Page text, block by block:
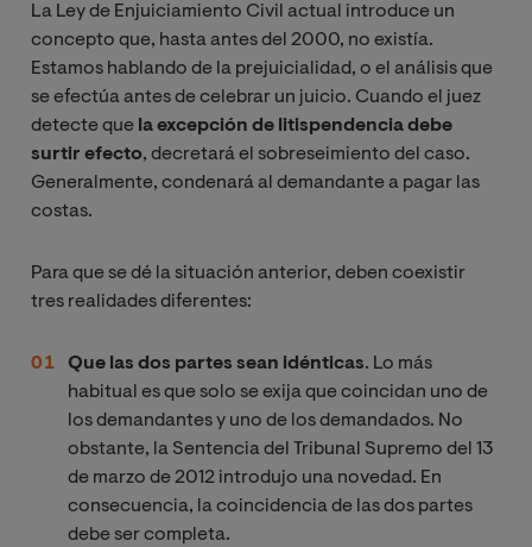
La Ley de Enjuiciamiento Civil actual introduce un
concepto que, hasta antes del 2000, no existía.
Estamos hablando de la prejuicialidad, o el análisis que
se efectúa antes de celebrar un juicio. Cuando el juez
detecte que la excepción de litispendencia debe
surtir efecto, decretará el sobreseimiento del caso.
Generalmente, condenará al demandante a pagar las
costas.
Para que se dé la situación anterior, deben coexistir
tres realidades diferentes:
Que las dos partes sean idénticas. Lo más
habitual es que solo se exija que coincidan uno de
los demandantes y uno de los demandados. No
obstante, la Sentencia del Tribunal Supremo del 13
de marzo de 2012 introdujo una novedad. En
consecuencia, la coincidencia de las dos partes
debe ser completa.